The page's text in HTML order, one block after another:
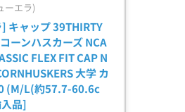
ーエラ)
キャップ 39THIRTY
ーンハスカーズ NCA
FLEX FIT CAP N
大学 カ
(M/L(約57.7-60.6c
品]